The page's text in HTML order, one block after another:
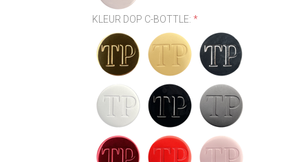
KLEUR DOP C-BOTTLE:*